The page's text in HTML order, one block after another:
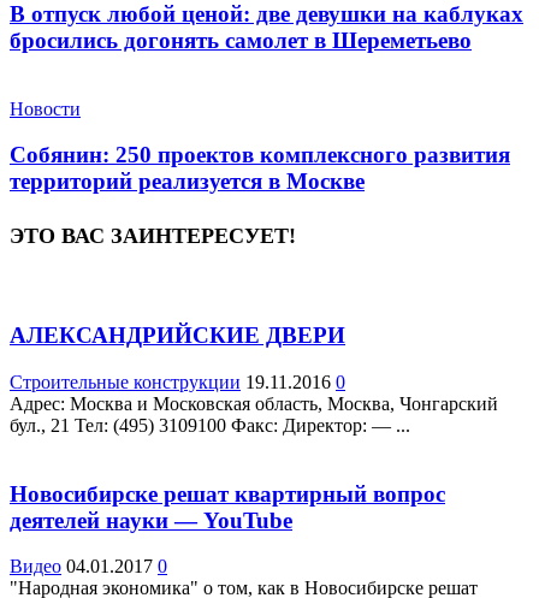
В отпуск любой ценой: две девушки на каблуках
бросились догонять самолет в Шереметьево
Новости
Собянин: 250 проектов комплексного развития
территорий реализуется в Москве
ЭТО ВАС ЗАИНТЕРЕСУЕТ!
АЛЕКСАНДРИЙСКИЕ ДВЕРИ
Строительные конструкции 19.11.2016 0
Адрес: Москва и Московская область, Москва, Чонгарский
бул., 21 Teл: (495) 3109100 Факс: Директор: — ...
Новосибирске решат квартирный вопрос
деятелей науки — YouTube
Видео 04.01.2017 0
"Народная экономика" о том, как в Новосибирске решат